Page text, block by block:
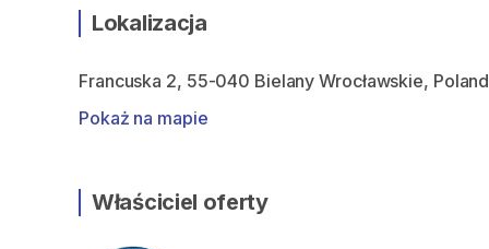
Lokalizacja
Francuska 2, 55-040 Bielany Wrocławskie, Poland
Pokaż na mapie
Właściciel oferty